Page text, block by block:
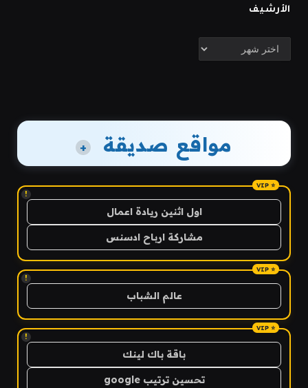
الأرشيف
الأرشيف
مواقع صديقة +
!
اول اثنين ريادة اعمال
مشاركة ارباح ادسنس
!
عالم الشباب
!
باقة باك لينك
تحسين ترتيب google